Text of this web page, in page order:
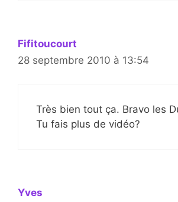
Fifitoucourt
28 septembre 2010 à 13:54
Très bien tout ça. Bravo les
Tu fais plus de vidéo?
Yves